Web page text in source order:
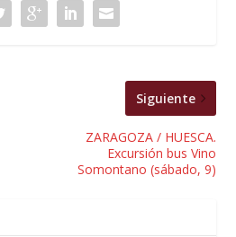
Siguiente
ZARAGOZA / HUESCA.
Excursión bus Vino
Somontano (sábado, 9)